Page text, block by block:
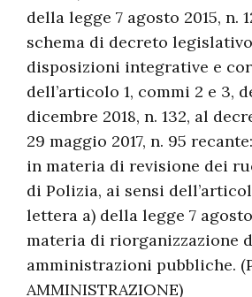
della legge 7 agosto 2015, n.
schema di decreto
disposizioni integrative e
dell’articolo 1, commi 2 e 3,
dicembre 2018, n. 132, al
29 maggio 2017, n. 95
in materia di revisione dei
di Polizia, ai sensi
lettera a) della legge 7 agosto
materia di riorganizzazione
amministrazioni pubbliche.
AMMINISTRAZIONE)